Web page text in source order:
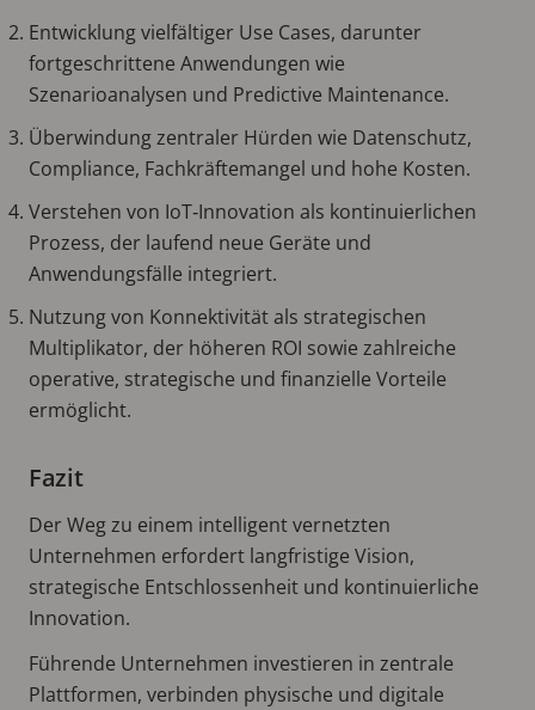
Entwicklung vielfältiger Use Cases, darunter
fortgeschrittene Anwendungen wie
Szenarioanalysen und Predictive Maintenance.
Überwindung zentraler Hürden wie Datenschutz,
Compliance, Fachkräftemangel und hohe Kosten.
Verstehen von IoT‑Innovation als kontinuierlichen
Prozess, der laufend neue Geräte und
Anwendungsfälle integriert.
Nutzung von Konnektivität als strategischen
Multiplikator, der höheren ROI sowie zahlreiche
operative, strategische und finanzielle Vorteile
ermöglicht.
Fazit
Der Weg zu einem intelligent vernetzten
Unternehmen erfordert langfristige Vision,
strategische Entschlossenheit und kontinuierliche
Innovation.
Führende Unternehmen investieren in zentrale
Plattformen, verbinden physische und digitale